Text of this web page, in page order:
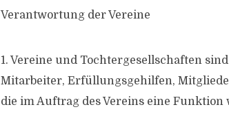
Verantwortung der Vereine
1. Vereine und Tochtergesellschaften
Mitarbeiter, Erfüllungsgehilfen,
die im Auftrag des Vereins eine